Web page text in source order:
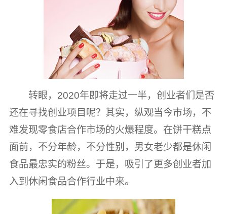
转眼，2020年即将走过一半，创业者们是否
还在寻找创业项目呢？其实，纵观当今市场，不
难发现零食店合作市场的火爆程度。在饼干糕点
面前，不分年龄，不分性别，男女老少都是休闲
食品最忠实的粉丝。于是，吸引了更多创业者加
入到休闲食品合作行业中来。